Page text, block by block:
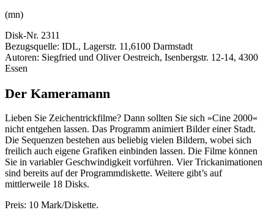
(mn)
Disk-Nr. 2311
Bezugsquelle: IDL, Lagerstr. 11,6100 Darmstadt
Autoren: Siegfried und Oliver Oestreich, Isenbergstr. 12-14, 4300
Essen
Der Kameramann
Lieben Sie Zeichentrickfilme? Dann sollten Sie sich »Cine 2000«
nicht entgehen lassen. Das Programm animiert Bilder einer Stadt.
Die Sequenzen bestehen aus beliebig vielen Bildern, wobei sich
freilich auch eigene Grafiken einbinden lassen. Die Filme können
Sie in variabler Geschwindigkeit vorführen. Vier Trickanimationen
sind bereits auf der Programmdiskette. Weitere gibt’s auf
mittlerweile 18 Disks.
Preis: 10 Mark/Diskette.